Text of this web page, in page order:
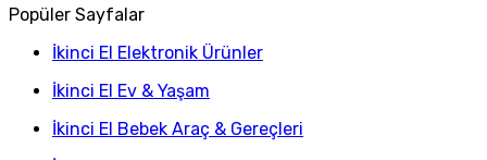
Popüler Sayfalar
İkinci El Elektronik Ürünler
İkinci El Ev & Yaşam
İkinci El Bebek Araç & Gereçleri